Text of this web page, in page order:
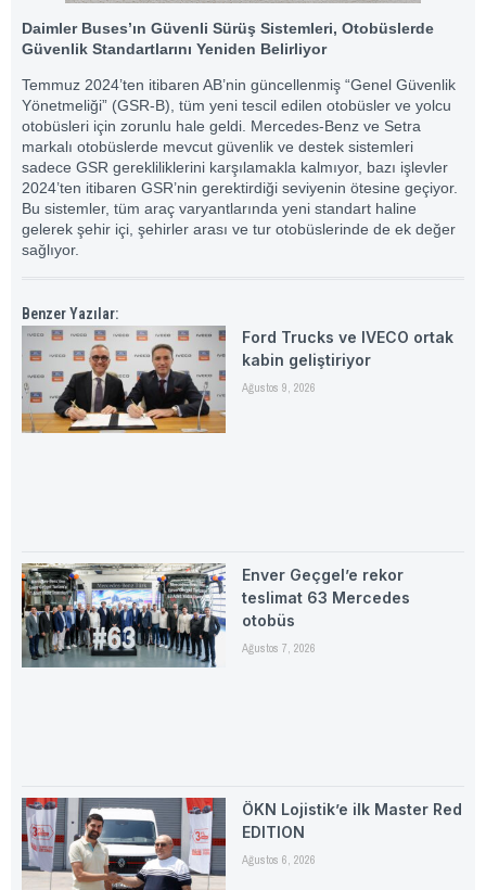
Daimler Buses’ın Güvenli Sürüş Sistemleri, Otobüslerde
Güvenlik Standartlarını Yeniden Belirliyor
Temmuz 2024’ten itibaren AB’nin güncellenmiş “Genel Güvenlik
Yönetmeliği” (GSR-B), tüm yeni tescil edilen otobüsler ve yolcu
otobüsleri için zorunlu hale geldi. Mercedes-Benz ve Setra
markalı otobüslerde mevcut güvenlik ve destek sistemleri
sadece GSR gerekliliklerini karşılamakla kalmıyor, bazı işlevler
2024’ten itibaren GSR’nin gerektirdiği seviyenin ötesine geçiyor.
Bu sistemler, tüm araç varyantlarında yeni standart haline
gelerek şehir içi, şehirler arası ve tur otobüslerinde de ek değer
sağlıyor.
Benzer Yazılar:
Ford Trucks ve IVECO ortak
kabin geliştiriyor
Ağustos 9, 2026
Enver Geçgel’e rekor
teslimat 63 Mercedes
otobüs
Ağustos 7, 2026
ÖKN Lojistik’e ilk Master Red
EDITION
Ağustos 6, 2026